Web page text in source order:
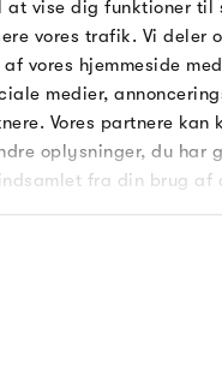
at vise dig funktioner til
vores trafik. Vi deler
vores hjemmeside
medier,
Vores partnere kan
oplysninger, du har
fra din brug af
der består af smukke
tilbage fra det 17.
at tage dig med på
af visuelt guld!
Se alle varer fra The
fra samme
PÅ DIN
e-mail, så sender vi
er 499 kr. for
på produkter fra